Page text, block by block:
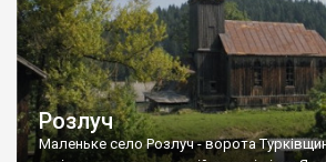
Розлуч
Маленьке село Розлуч - ворота